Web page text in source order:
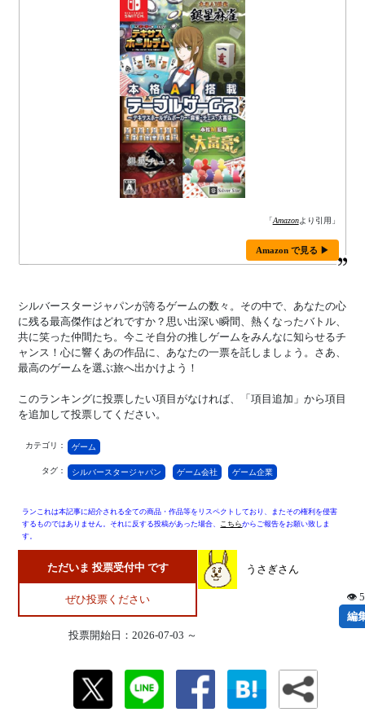
「Amazonより引用」
Amazon で見る ▶
シルバースタージャパンが誇るゲームの数々。その中で、あなたの心
に残る最高傑作はどれですか？思い出深い瞬間、熱くなったバトル、
共に笑った仲間たち。今こそ自分の推しゲームをみんなに知らせるチ
ャンス！心に響くあの作品に、あなたの一票を託しましょう。さあ、
最高のゲームを選ぶ旅へ出かけよう！
このランキングに投票したい項目がなければ、「項目追加」から項目
を追加して投票してください。
カテゴリ： ゲーム
タグ： シルバースタージャパン ゲーム会社 ゲーム企業
ランこれは本記事に紹介される全ての商品・作品等をリスペクトしており、またその権利を侵害
するものではありません。それに反する投稿があった場合、 こちらからご報告をお願い致しま
す。
ただいま 投票受付中 です
ぜひ投票ください
投票開始日：2026-07-03 ～
うさぎさん
👁
編